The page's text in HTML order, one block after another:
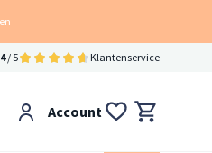
/ 5 Klantenservice
Account